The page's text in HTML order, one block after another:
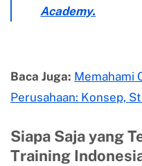
Academy.
Baca Juga: Memahami
Perusahaan: Konsep,
Siapa Saja yang
Training